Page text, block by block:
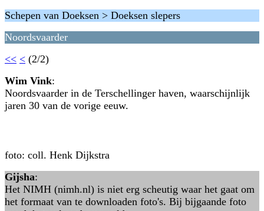
Schepen van Doeksen > Doeksen slepers
Noordsvaarder
<< < (2/2)
Wim Vink:
Noordsvaarder in de Terschellinger haven, waarschijnlijk
jaren 30 van de vorige eeuw.
foto: coll. Henk Dijkstra
Gijsha:
Het NIMH (nimh.nl) is niet erg scheutig waar het gaat om
het formaat van te downloaden foto's. Bij bijgaande foto